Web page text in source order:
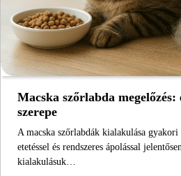
Macska szőrlabda megelőzés:
szerepe
A macska szőrlabdák kialakulása
etetéssel és rendszeres ápolással
kialakulásuk…